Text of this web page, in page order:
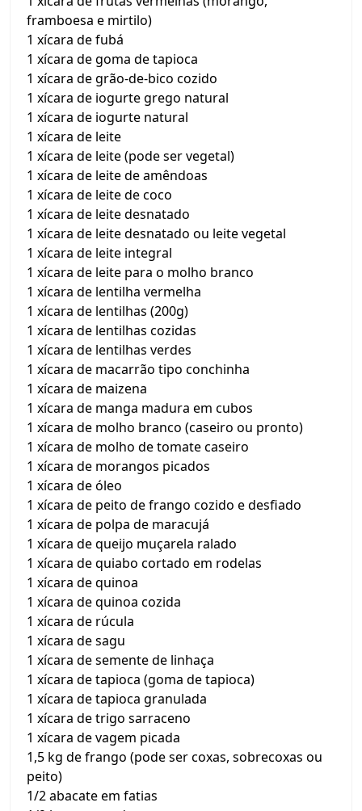
framboesa e mirtilo)
1 xícara de fubá
1 xícara de goma de tapioca
1 xícara de grão-de-bico cozido
1 xícara de iogurte grego natural
1 xícara de iogurte natural
1 xícara de leite
1 xícara de leite (pode ser vegetal)
1 xícara de leite de amêndoas
1 xícara de leite de coco
1 xícara de leite desnatado
1 xícara de leite desnatado ou leite vegetal
1 xícara de leite integral
1 xícara de leite para o molho branco
1 xícara de lentilha vermelha
1 xícara de lentilhas (200g)
1 xícara de lentilhas cozidas
1 xícara de lentilhas verdes
1 xícara de macarrão tipo conchinha
1 xícara de maizena
1 xícara de manga madura em cubos
1 xícara de molho branco (caseiro ou pronto)
1 xícara de molho de tomate caseiro
1 xícara de morangos picados
1 xícara de óleo
1 xícara de peito de frango cozido e desfiado
1 xícara de polpa de maracujá
1 xícara de queijo muçarela ralado
1 xícara de quiabo cortado em rodelas
1 xícara de quinoa
1 xícara de quinoa cozida
1 xícara de rúcula
1 xícara de sagu
1 xícara de semente de linhaça
1 xícara de tapioca (goma de tapioca)
1 xícara de tapioca granulada
1 xícara de trigo sarraceno
1 xícara de vagem picada
1,5 kg de frango (pode ser coxas, sobrecoxas ou
peito)
1/2 abacate em fatias